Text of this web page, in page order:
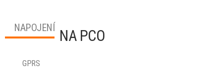
NAPOJENÍ NA PCO
GPRS